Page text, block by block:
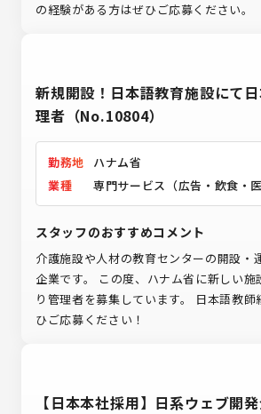
の経験がある方はぜひご応募ください。
新規開設！日本語教育施設にて
理者（No.10804）
勤務地
ハナム省
業種
専門サービス（広告・飲食・
他）
スタッフのおすすめコメント
介護施設や人材の教育センターの開設・
企業です。 この度、ハナム省に新しい施
り管理者を募集しています。 日本語教
ひご応募ください！
【日本本社採用】日系ウェブ開